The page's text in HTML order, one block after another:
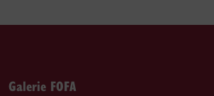
Galerie FOFA